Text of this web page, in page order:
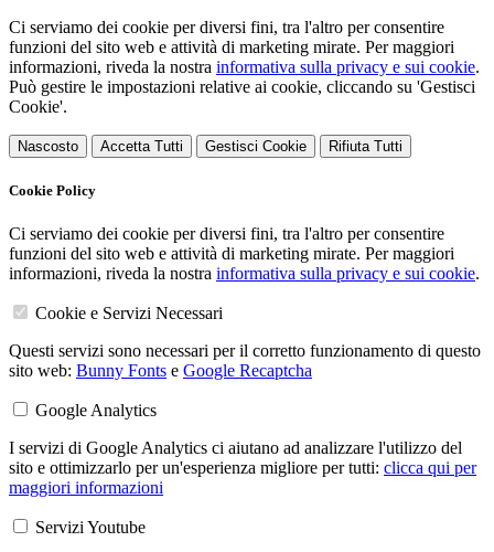
Ci serviamo dei cookie per diversi fini, tra l'altro per consentire
funzioni del sito web e attività di marketing mirate. Per maggiori
informazioni, riveda la nostra informativa sulla privacy e sui cookie.
Può gestire le impostazioni relative ai cookie, cliccando su 'Gestisci
Cookie'.
Nascosto Accetta Tutti Gestisci Cookie Rifiuta Tutti
Cookie Policy
Ci serviamo dei cookie per diversi fini, tra l'altro per consentire
funzioni del sito web e attività di marketing mirate. Per maggiori
informazioni, riveda la nostra informativa sulla privacy e sui cookie.
Cookie e Servizi Necessari
Questi servizi sono necessari per il corretto funzionamento di questo
sito web: Bunny Fonts e Google Recaptcha
Google Analytics
I servizi di Google Analytics ci aiutano ad analizzare l'utilizzo del
sito e ottimizzarlo per un'esperienza migliore per tutti: clicca qui per
maggiori informazioni
Servizi Youtube